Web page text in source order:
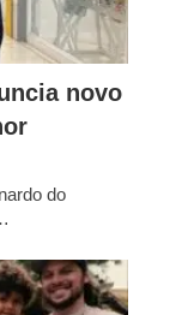
novo
do